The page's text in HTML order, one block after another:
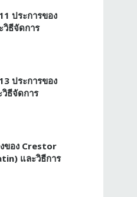
ประการของ
ธีจัดการ
ประการของ
ธีจัดการ
ของ Crestor
และวิธีการ